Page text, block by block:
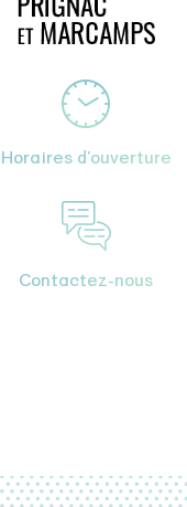
Horaires d'ouverture
Contactez-nous